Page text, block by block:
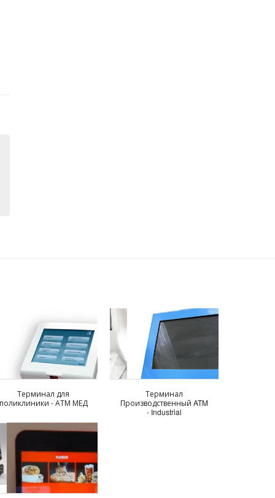
Терминал для
поликлиники - АТМ МЕД
Терминал
Производственный ATM
- Industrial